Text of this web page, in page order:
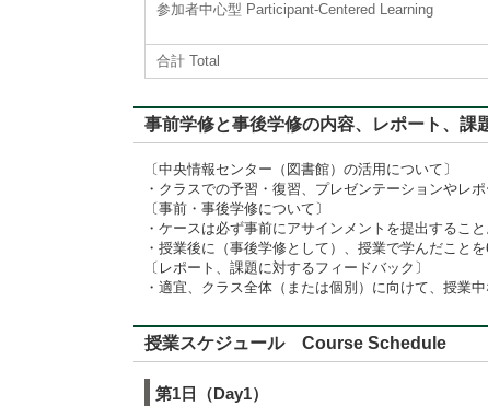
参加者中心型 Participant-Centered Learning
合計 Total
事前学修と事後学修の内容、レポート、
〔中央情報センター（図書館）の活用について〕
・クラスでの予習・復習、プレゼンテーションやレ
〔事前・事後学修について〕
・ケースは必ず事前にアサインメントを提出するこ
・授業後に（事後学修として）、授業で学んだこと
〔レポート、課題に対するフィードバック〕
・適宜、クラス全体（または個別）に向けて、授業
授業スケジュール Course Schedule
第1日（Day1）